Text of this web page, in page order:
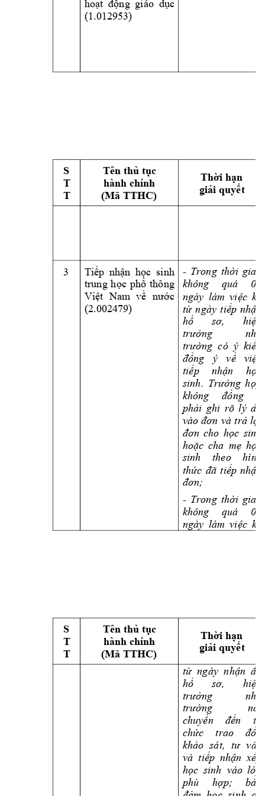
hoạt động giáo dục
(1.012953)
S
T
T
Tên thủ tục
hành chính
(Mã TTHC)
Thời hạn
giải quyết
3 Tiếp nhận học sinh
trung học phổ thông
Việt Nam về nước
(2.002479)
- Trong thời gian
không quá 08
ngày làm việc kể
từ ngày tiếp nhận
hồ
sơ,
hiệu
trưởng
nhà
trường  có  ý  kiến
đồng
ý về
việc
tiếp
nhận
học
sinh. Trường hợp
không
đồng
phải ghi rõ lý do
vào đơn và trả lại
đơn cho học sinh
hoặc cha mẹ học
sinh theo hình
thức đã tiếp nhận
đơn;
- Trong thời gian
không quá 05
ngày làm việc kể
S
T
T
Tên thủ tục
hành chính
(Mã TTHC)
Thời hạn
giải quyết
từ  ngày  nhận  đủ
hồ
sơ,
hiệu
trưởng
nhà
trường
nơi
chuyển
đến
tổ
chức
trao
đổi,
khảo sát, tư vấn
và  tiếp  nhận xếp
học  sinh  vào lớp
phù
hợp;
bảo